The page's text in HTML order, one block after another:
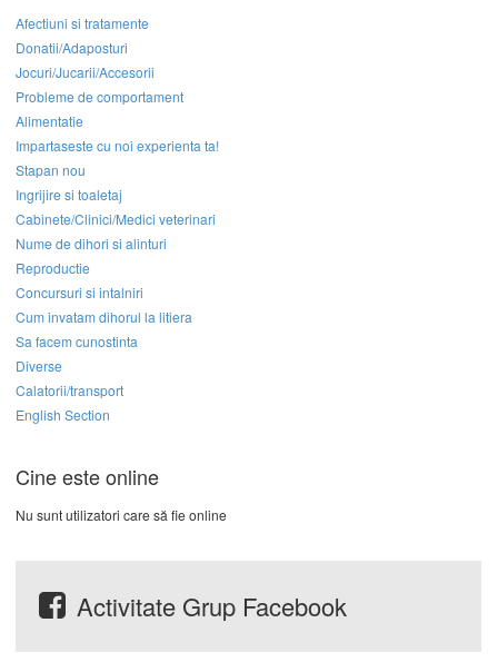
Afectiuni si tratamente
Donatii/Adaposturi
Jocuri/Jucarii/Accesorii
Probleme de comportament
Alimentatie
Impartaseste cu noi experienta ta!
Stapan nou
Ingrijire si toaletaj
Cabinete/Clinici/Medici veterinari
Nume de dihori si alinturi
Reproductie
Concursuri si intalniri
Cum invatam dihorul la litiera
Sa facem cunostinta
Diverse
Calatorii/transport
English Section
Cine este online
Nu sunt utilizatori care să fie online
Activitate Grup Facebook